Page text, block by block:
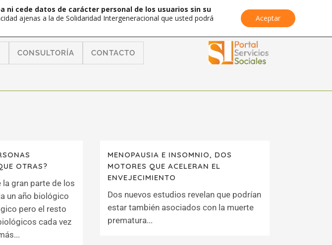
CONSULTORÍA CONTACTO
OTRAS?
la gran parte de los
un año biológico
pero el resto
cada vez
MENOPAUSIA E INSOMNIO, DOS
MOTORES QUE ACELERAN EL
ENVEJECIMIENTO
Dos nuevos estudios revelan que podrían
estar también asociados con la muerte
prematura...
cede datos de carácter personal de los usuarios sin su
ajenas a la de Solidaridad Intergeneracional que usted podrá
Aceptar